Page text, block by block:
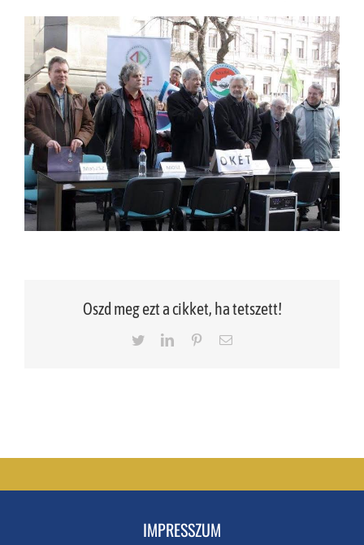
Oszd meg ezt a cikket, ha tetszett!
TwitterLinkedInPinterestEmail
IMPRESSZUM